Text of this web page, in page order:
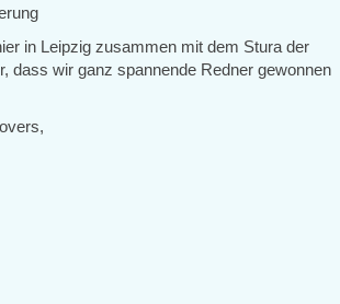
in Leipzig zusammen mit dem Stura der
dass wir ganz spannende Redner gewonnen